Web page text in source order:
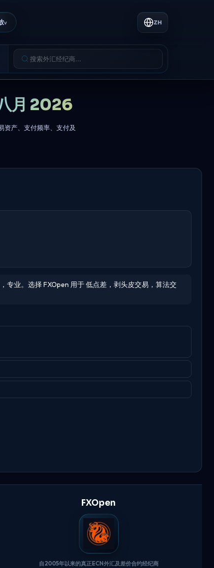
v ZH
月 2026
资产、支付频率、支付及
专业。选择 FXOpen 用于 低点差，剥头皮交易，算法交
FXOpen
自2005年以来的真正ECN外汇及差价合约经纪商